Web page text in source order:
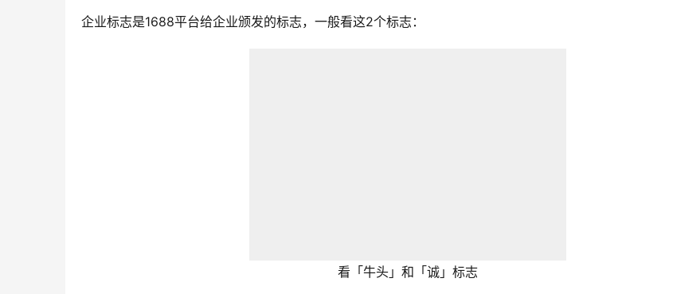
企业标志是1688平台给企业颁发的标志，一般看这2个标志：
看「牛头」和「诚」标志